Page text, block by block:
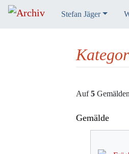
Stefan Jäger
Auf5
Gemälde